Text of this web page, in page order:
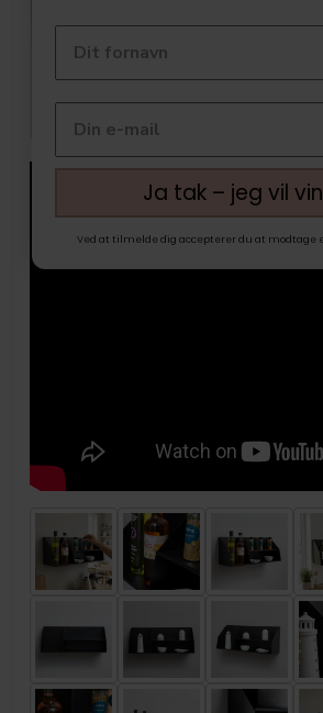
Ja tak – jeg vil
Ved at tilmelde dig accepterer du at